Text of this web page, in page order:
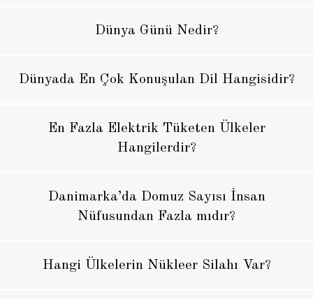
Dünya Günü Nedir?
Dünyada En Çok Konuşulan Dil Hangisidir?
En Fazla Elektrik Tüketen Ülkeler
Hangilerdir?
Danimarka’da Domuz Sayısı İnsan
Nüfusundan Fazla mıdır?
Hangi Ülkelerin Nükleer Silahı Var?